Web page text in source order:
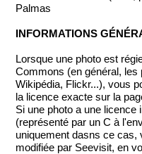
Palmas
INFORMATIONS
Lorsque une photo est
Commons (en général,
Wikipédia, Flickr...), vous
la licence exacte sur la
Si une photo a une licence
(représenté par un C à
uniquement dasns ce cas,
modifiée par Seevisit, en